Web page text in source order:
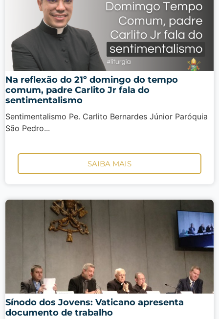
Na reflexão do 21º domingo do tempo
comum, padre Carlito Jr fala do
sentimentalismo
Sentimentalismo Pe. Carlito Bernardes Júnior Paróquia
São Pedro...
SAIBA MAIS
Sínodo dos Jovens: Vaticano apresenta
documento de trabalho